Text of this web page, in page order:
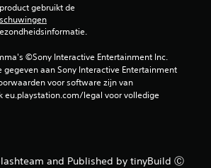
l
i
n
e
gebruikt de
©Sony Interactive Entertainment Inc.
aan Sony Interactive Entertainment
voor software zijn van
eu.playstation.com/legal voor volledige
and Published by tinyBuild Ⓒ